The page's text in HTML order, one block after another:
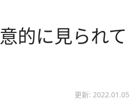
的に見られて
更新: 2022.01.05